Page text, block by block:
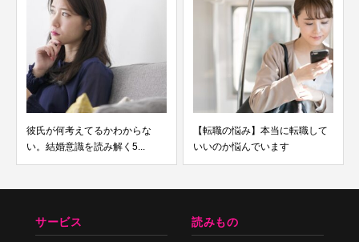
彼氏が何考えてるかわからな
い。結婚意識を読み解く5...
【転職の悩み】本当に転職して
いいのか悩んでいます
サービス 読みもの